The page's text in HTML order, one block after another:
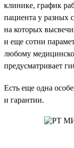
клинике, график
пациента у разных
на которых
и еще сотни
любому
предусматривает
Есть еще одна
и гарантии.